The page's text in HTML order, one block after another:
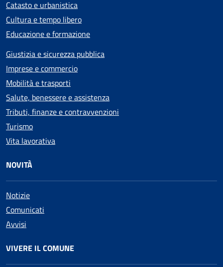
Catasto e urbanistica
Cultura e tempo libero
Educazione e formazione
Giustizia e sicurezza pubblica
Imprese e commercio
Mobilità e trasporti
Salute, benessere e assistenza
Tributi, finanze e contravvenzioni
Turismo
Vita lavorativa
NOVITÀ
Notizie
Comunicati
Avvisi
VIVERE IL COMUNE